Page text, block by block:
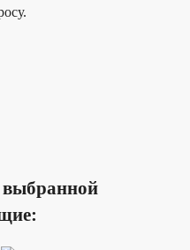
выбранной